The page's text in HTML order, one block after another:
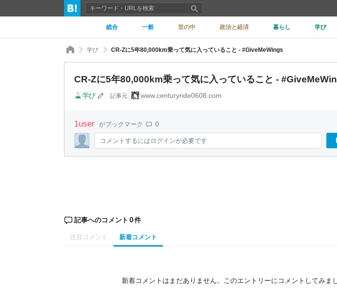
総合 一般 世の中 政治と経済 暮らし 学び
学び CR-Zに5年80,000km乗って気に入っていること - #GiveMeWings
CR-Zに5年80,000km乗って気に入っていること -
学び 記事元: www.centuryride0608.com
1user がブックマーク 0
コメントするにはログインが必要です
記事へのコメント 0件
注目コメント 新着コメント
新着コメントはまだありません。 このエントリーにコメントしてみま